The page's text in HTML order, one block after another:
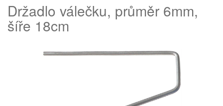
Držadlo válečku, průměr 6mm,
šíře 18cm